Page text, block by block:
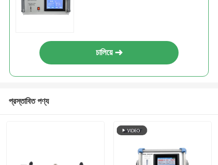
আমাদের সম্পর্কে
মান নিয়ন্ত্রণ
আমাদের সাথে যোগাযোগ করুন
মামলার তালিকা
চালিয়ে
প্রস্তাবিত পণ্য